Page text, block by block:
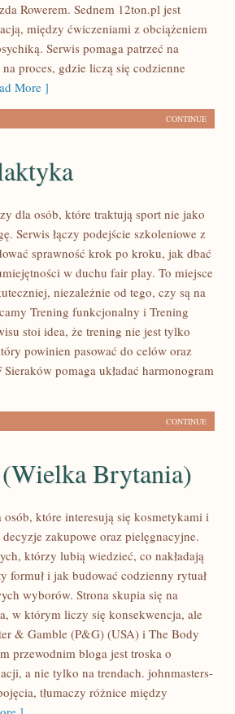
Rowerem. Sednem 12ton.pl jest
między ćwiczeniami z obciążeniem
Serwis pomaga patrzeć na
proces, gdzie liczą się codzienne
More ]
CONTINUE
dla osób, które traktują sport nie jako
Serwis łączy podejście szkoleniowe z
sprawność krok po kroku, jak dbać
w duchu fair play. To miejsce
niezależnie od tego, czy są na
Trening funkcjonalny i Trening
stoi idea, że trening nie jest tylko
powinien pasować do celów oraz
pomaga układać harmonogram
CONTINUE
Brytania)
które interesują się kosmetykami i
zakupowe oraz pielęgnacyjne.
którzy lubią wiedzieć, co nakładają
formuł i jak budować codzienny rytuał
wyborów. Strona skupia się na
w którym liczy się konsekwencja, ale
& Gamble (P&G) (USA) i The Body
przewodnim bloga jest troska o
a nie tylko na trendach. johnmasters-
tłumaczy różnice między